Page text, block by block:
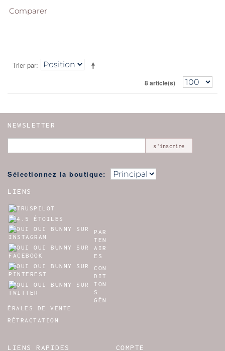
Comparer
Trier par
8 article(s)
NEWSLETTER
s'inscrire
Sélectionnez la boutique:
LIENS
PAR
TEN
AIR
ES
CON
DIT
ION
S
GÉN
ÉRALES DE VENTE
RÉTRACTATION
LIENS RAPIDES COMPTE